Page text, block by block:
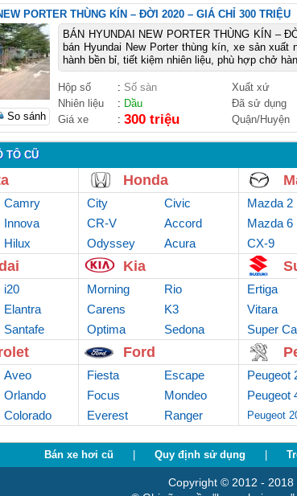
PORTER THÙNG KÍN – ĐỜI 2020 – GIÁ CHỈ 300 TRIỆU
BÁN HYUNDAI NEW PORTER THÙNG KÍN –
bán Hyundai New Porter thùng kín, xe sản xuất
hành bền bỉ, tiết kiệm nhiên liệu, phù hợp chở
Hộp số : Số sàn Xuất xứ
Nhiên liệu
: Dầu Đã sử dụng
Giá xe
: 300 triệu Quận/Huyện
So sánh
TÔ CŨ
Camry
Innova
Hilux
Honda
City
Civic
CR-V
Accord
Odyssey
Acura
Mazda 2
Mazda 6
CX-9
i20
Elantra
Santafe
Kia
Morning
Rio
Carens
K3
Optima
Sedona
Ertiga
Vitara
Super
truck
Aveo
Orlando
Colorado
Ford
Fiesta
Escape
Focus
Mondeo
Everest
Ranger
Peugeot
Peugeot
Peugeot
Bán xe hơi cũ Quy định sử dụng
Copyright © 2012 - 2018